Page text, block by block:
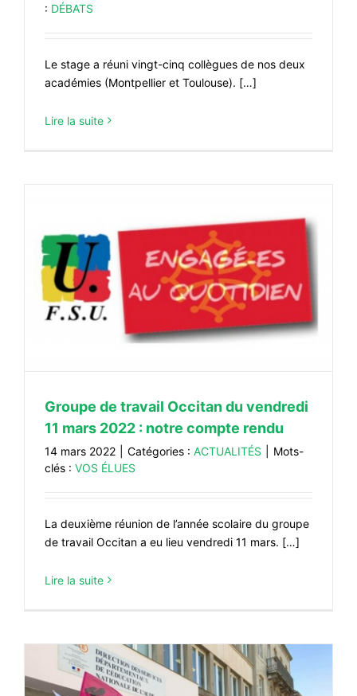
: DÉBATS
Le stage a réuni vingt-cinq collègues de nos deux
académies (Montpellier et Toulouse). […]
Lire la suite
Groupe de travail Occitan du vendredi
11 mars 2022 : notre compte rendu
14 mars 2022 Catégories : ACTUALITÉS
Mots-
clés : VOS ÉLUES
La deuxième réunion de l’année scolaire du groupe
de travail Occitan a eu lieu vendredi 11 mars. […]
Lire la suite